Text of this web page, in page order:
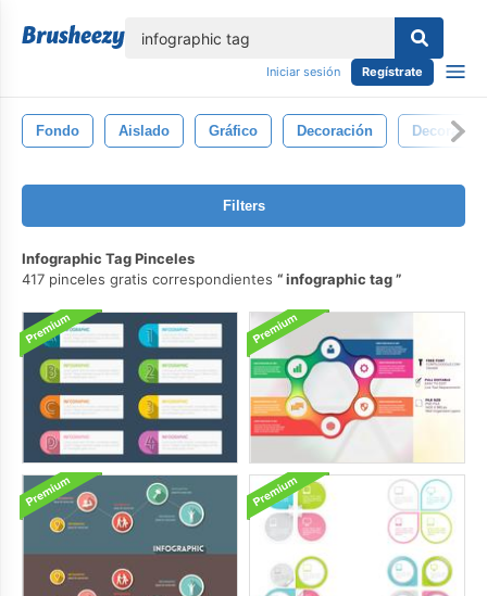
Iniciar sesión Regístrate
Fondo Aislado Gráfico Decoración Decorativo
Filters
Infographic Tag Pinceles
417 pinceles gratis correspondientes
infographic tag